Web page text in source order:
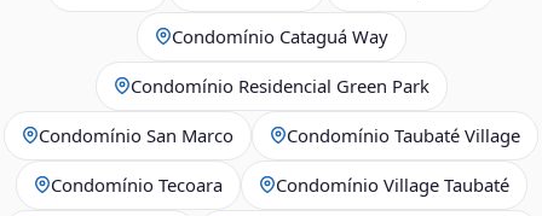
Condomínio Cataguá Way
Condomínio Residencial Green Park
Condomínio San Marco Condomínio Taubaté Village
Condomínio Tecoara Condomínio Village Taubaté